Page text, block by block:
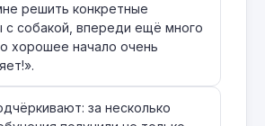
решить конкретные
с собакой, впереди ещё много
хорошее начало очень
за несколько